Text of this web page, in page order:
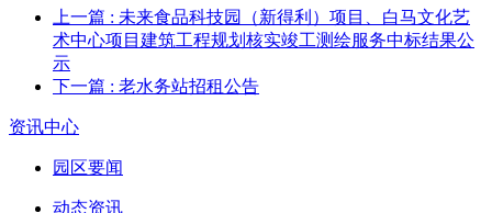
上一篇 : 未来食品科技园（新得利）项目、白马文化艺
术中心项目建筑工程规划核实竣工测绘服务中标结果公
示
下一篇 : 老水务站招租公告
资讯中心
园区要闻
动态资讯